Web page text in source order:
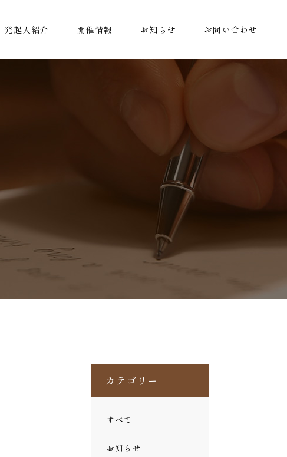
発起人紹介 開催情報 お知らせ お問い合わせ
カテゴリー
すべて
お知らせ